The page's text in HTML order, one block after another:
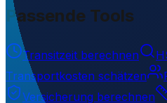
Passende Tools
Transitzeit berechnen
Transportkosten schätzen
Versicherung berechnen